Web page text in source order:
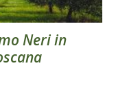
Neri in